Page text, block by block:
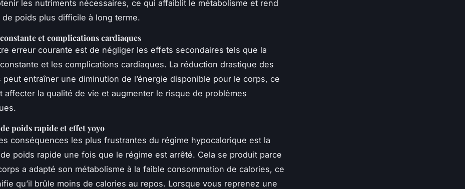
les nutriments nécessaires, ce qui affaiblit le métabolisme et rend
de poids plus difficile à long terme.
et complications cardiaques
erreur courante est de négliger les effets secondaires tels que la
et les complications cardiaques. La réduction drastique des
peut entraîner une diminution de l’énergie disponible pour le corps, ce
affecter la qualité de vie et augmenter le risque de problèmes
poids rapide et effet yoyo
conséquences les plus frustrantes du régime hypocalorique est la
poids rapide une fois que le régime est arrêté. Cela se produit parce
a adapté son métabolisme à la faible consommation de calories, ce
qu’il brûle moins de calories au repos. Lorsque vous reprenez une